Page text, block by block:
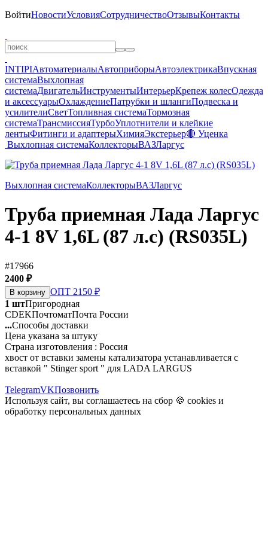
ВойтиНовостиУсловияСотрудничествоОтзывыКонтакты
INTIPIАвтоматериалыАвтоприборыАвтоэлектрикаВпускная
системаВыхлопная
системаДвигательИнструментыИнтерьерКрепеж колесОдежда
и аксессуарыОхлаждениеПатрубки и шлангиПодвеска и
усилителиСветТопливная системаТормозная
системаТрансмиссияТурбоУплотнители и клейкие
лентыФитинги и адаптерыХимияЭкстерьер🔴 Уценка
Выхлопная системаКоллекторыВАЗЛаргус
Выхлопная системаКоллекторыВАЗЛаргус
Труба приемная Лада Ларгус
4-1 8V 1,6L (87 л.с) (RS035L)
#17966
2400 ₽
В корзину ОПТ 2150 ₽
1 штПригородная
CDEKПочтоматПочта России
...Способы доставки
Цена указана за штуку
Страна изготовления : Россия
хвост от вставки замены катализатора устанавливается с
вставкой " Stinger sport " для LADA LARGUS
TelegramVKПозвонить
Используя сайт, вы соглашаетесь на сбор 🍪 cookies и
обработку персональных данных